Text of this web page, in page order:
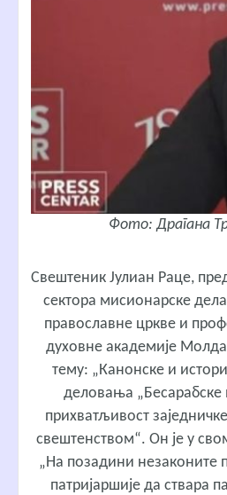
Фото: Драгана
Свештеник Јулиан Раце,
сектора мисионарске
православне цркве и
духовне академије
тему: „Канонске и
деловања „Бесарабске
прихватљивост
свештенством“. Он је у
„На позадини незаконите
патријаршије да ствара